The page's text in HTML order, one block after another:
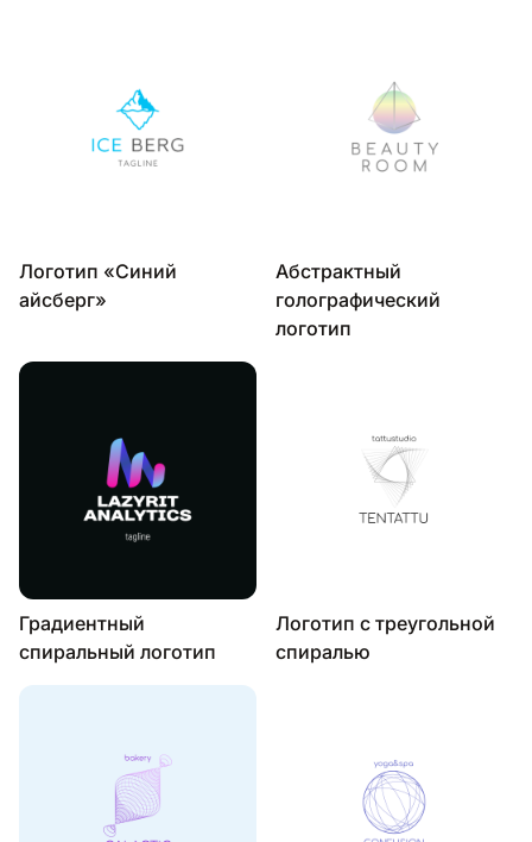
Логотип «Синий
айсберг»
Абстрактный
голографический
логотип
Градиентный
спиральный логотип
Логотип с треугольной
спиралью